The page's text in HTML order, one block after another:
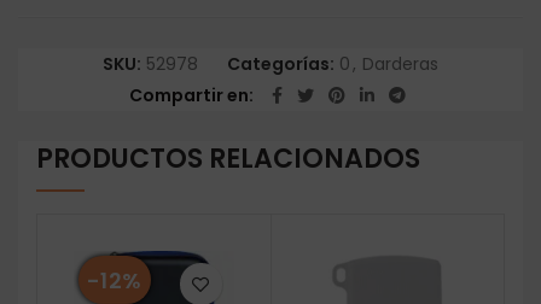
SKU: 52978 Categorías: 0, Darderas
Compartir en
PRODUCTOS RELACIONADOS
-12%